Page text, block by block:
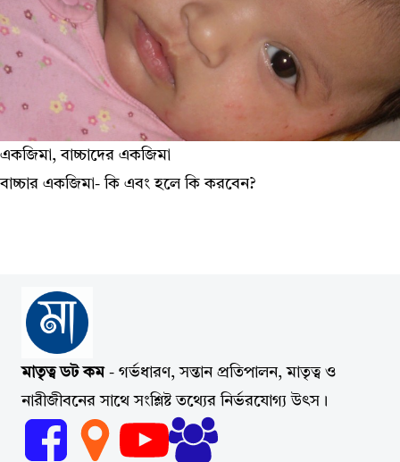
একজিমা, বাচ্চাদের একজিমা
বাচ্চার একজিমা- কি এবং হলে কি করবেন?
মাতৃত্ব ডট কম- গর্ভধারণ, সন্তান প্রতিপালন, মাতৃত্ব ও
নারীজীবনের সাথে সংশ্লিষ্ট তথ্যের নির্ভরযোগ্য উৎস।